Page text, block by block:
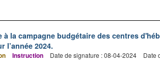
la campagne budgétaire des centres
l’année 2024.
Instruction Date de signature : 08-04-2024
Date